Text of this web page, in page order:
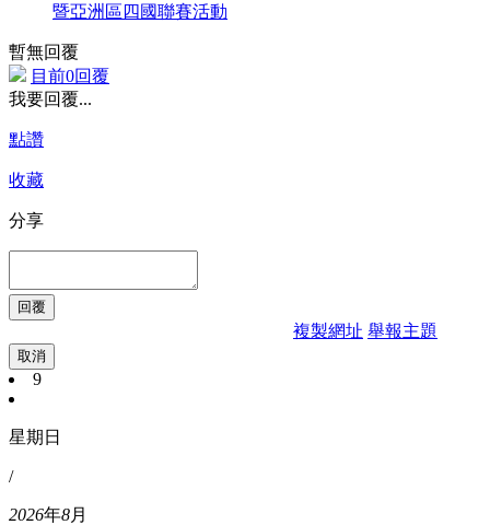
暨亞洲區四國聯賽活動
暫無回覆
目前0回覆
我要回覆...
點讚
收藏
分享
複製網址 舉報主題
取消
9
星期日
/
2026年8月